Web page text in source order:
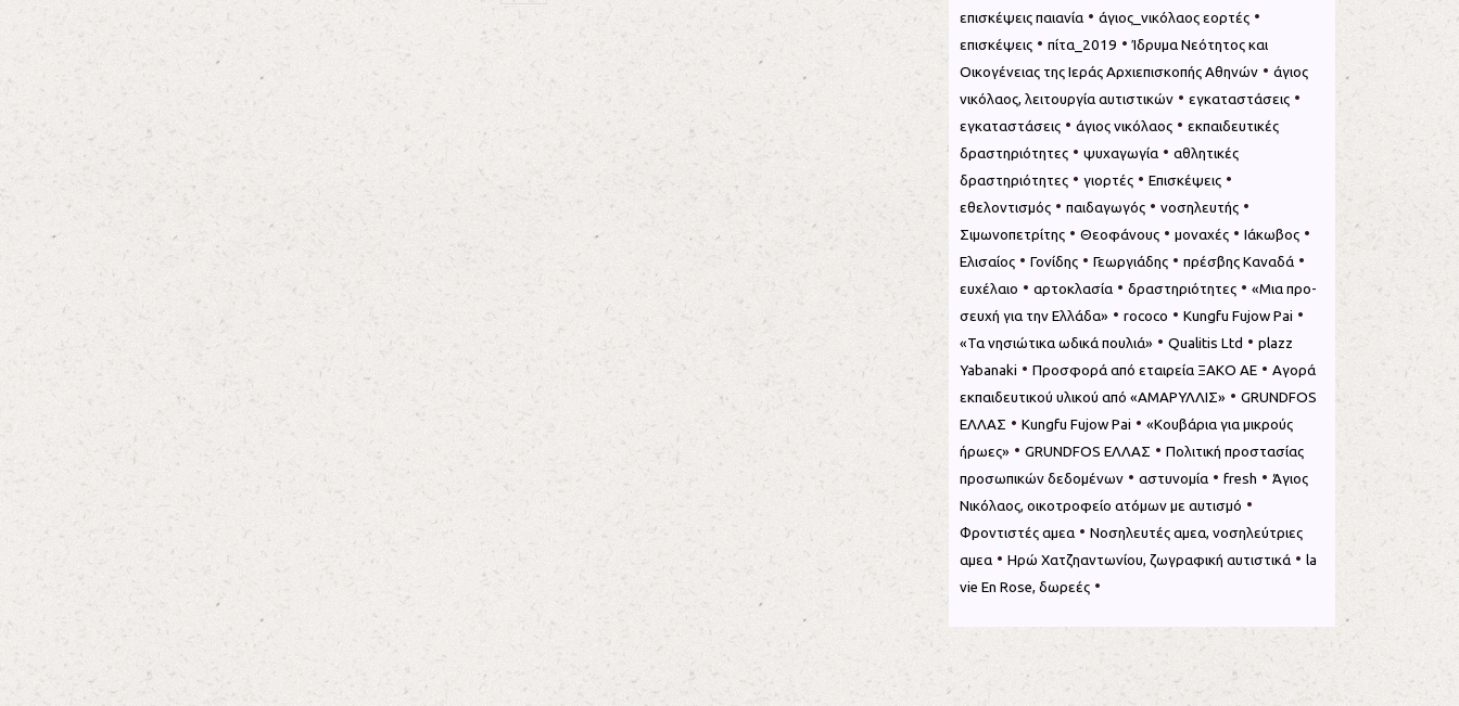
επισκέψεις παιανία • άγιος_νικόλαος εορτές •
επισκέψεις • πίτα_2019 •Ίδρυμα Νεότητος και
Οικογένειας της Ιεράς Αρχιεπισκοπής Αθηνών • άγιος
νικόλαος, λειτουργία αυτιστικών • εγκαταστάσεις •
εγκαταστάσεις • άγιος νικόλαος • εκπαιδευτικές
δραστηριότητες • ψυχαγωγία • αθλητικές
δραστηριότητες • γιορτές • Επισκέψεις •
εθελοντισμός • παιδαγωγός • νοσηλευτής •
Σιμωνοπετρίτης • Θεοφάνους • μοναχές • Ιάκωβος •
Ελισαίος • Γονίδης • Γεωργιάδης • πρέσβης Καναδά •
ευχέλαιο • αρτοκλασία • δραστηριότητες • «Μια προ­
σευ­χή για την Ελλά­δα» • rococo • Kungfu Fujow Pai •
«Τα νησιώτικα ωδικά πουλιά» • Qualitis Ltd • plazz
Yabanaki • Προσφορά από εταιρεία ΞΑΚΟ ΑΕ • Αγορά
εκπαιδευτικού υλικού από «ΑΜΑΡΥΛΛΙΣ» • GRUNDFOS
ΕΛΛΑΣ • Kungfu Fujow Pai • «Κουβάρια για μικρούς
ήρωες» • GRUNDFOS ΕΛΛΑΣ • Πολιτική προστασίας
προσωπικών δεδομένων • αστυνομία • fresh • Άγιος
Νικόλαος, οικοτροφείο ατόμων με αυτισμό •
Φροντιστές αμεα • Νοσηλευτές αμεα, νοσηλεύτριες
αμεα • Ηρώ Χατζηαντωνίου, ζωγραφική αυτιστικά • la
vie En Rose, δωρεές •